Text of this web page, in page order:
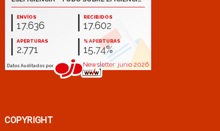
COPYRIGHT